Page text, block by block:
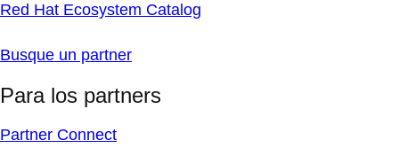
Red Hat Ecosystem Catalog
Busque un partner
Para los partners
Partner Connect